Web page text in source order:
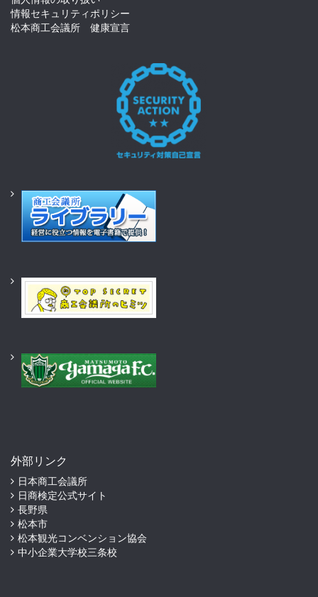
情報セキュリティポリシー
松本商工会議所 健康宣言
外部リンク
日本商工会議所
日商検定公式サイト
長野県
松本市
松本観光コンベンション協会
中小企業大学校三条校